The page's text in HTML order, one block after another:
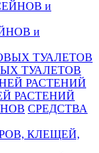
и
ТУАЛЕТОВ
РАСТЕНИЙ
СРЕДСТВА